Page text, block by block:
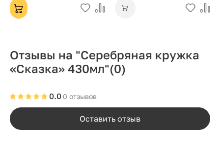
Отзывы на "Серебряная кружка
«Сказка» 430мл"(0)
0 отзывов
0.0
Оставить отзыв